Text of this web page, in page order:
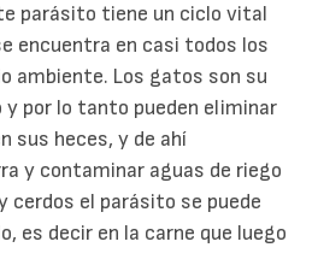
parásito tiene un ciclo vital
encuentra en casi todos los
ambiente. Los gatos son su
por lo tanto pueden eliminar
sus heces, y de ahí
y contaminar aguas de riego
cerdos el parásito se puede
es decir en la carne que luego